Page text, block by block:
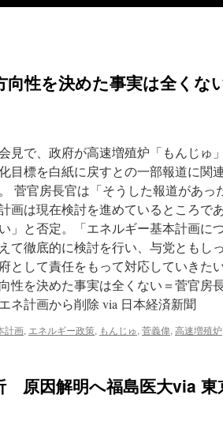
性を決めた事実は全くな
見で、政府が高速増殖炉「もんじゅ
目標を白紙に戻すとの一部報道に関
菅官房長官は「そうした報道があっ
画は現在検討を進めているところで
」と否定。「エネルギー基本計画に
て徹底的に検討を行い、与党ともし
として責任をもって対応していきた
性を決めた事実は全くない＝菅官房
計画から削除 via 日本経済新聞
計画, エネルギー政策, もんじゅ, 菅義偉, 高速増殖炉
原因解明へ福島医大via 東